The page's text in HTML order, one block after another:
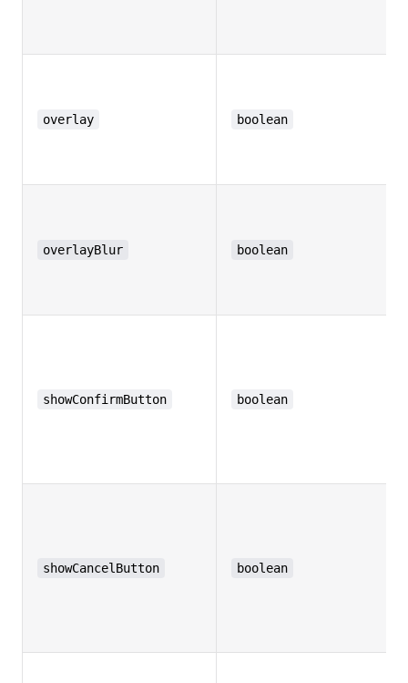
overlay boolean
overlayBlur boolean
showConfirmButton boolean
showCancelButton boolean